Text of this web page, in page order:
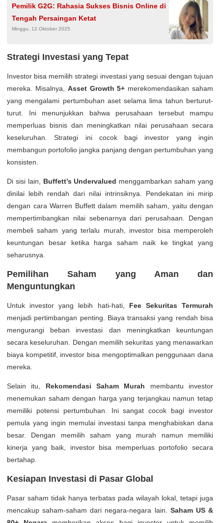
Pemilik G2G: Rahasia Sukses Bisnis Online di
Tengah Persaingan Ketat
Minggu, 12 Oktober 2025
Strategi Investasi yang Tepat
Investor bisa memilih strategi investasi yang sesuai dengan tujuan
mereka. Misalnya, Asset Growth 5+ merekomendasikan saham
yang mengalami pertumbuhan aset selama lima tahun berturut-
turut. Ini menunjukkan bahwa perusahaan tersebut mampu
memperluas bisnis dan meningkatkan nilai perusahaan secara
keseluruhan. Strategi ini cocok bagi investor yang ingin
membangun portofolio jangka panjang dengan pertumbuhan yang
konsisten.
Di sisi lain, Buffett’s Undervalued menggambarkan saham yang
dinilai lebih rendah dari nilai intrinsiknya. Pendekatan ini mirip
dengan cara Warren Buffett dalam memilih saham, yaitu dengan
mempertimbangkan nilai sebenarnya dari perusahaan. Dengan
membeli saham yang terlalu murah, investor bisa memperoleh
keuntungan besar ketika harga saham naik ke tingkat yang
seharusnya.
Pemilihan Saham yang Aman dan
Menguntungkan
Untuk investor yang lebih hati-hati, Fee Sekuritas Termurah
menjadi pertimbangan penting. Biaya transaksi yang rendah bisa
mengurangi beban investasi dan meningkatkan keuntungan
secara keseluruhan. Dengan memilih sekuritas yang menawarkan
biaya kompetitif, investor bisa mengoptimalkan penggunaan dana
mereka.
Selain itu, Rekomendasi Saham Murah membantu investor
menemukan saham dengan harga yang terjangkau namun tetap
memiliki potensi pertumbuhan. Ini sangat cocok bagi investor
pemula yang ingin memulai investasi tanpa menghabiskan dana
besar. Dengan memilih saham yang murah namun memiliki
kinerja yang baik, investor bisa memperluas portofolio secara
bertahap.
Kesiapan Investasi di Pasar Global
Pasar saham tidak hanya terbatas pada wilayah lokal, tetapi juga
mencakup saham-saham dari negara-negara lain. Saham US &